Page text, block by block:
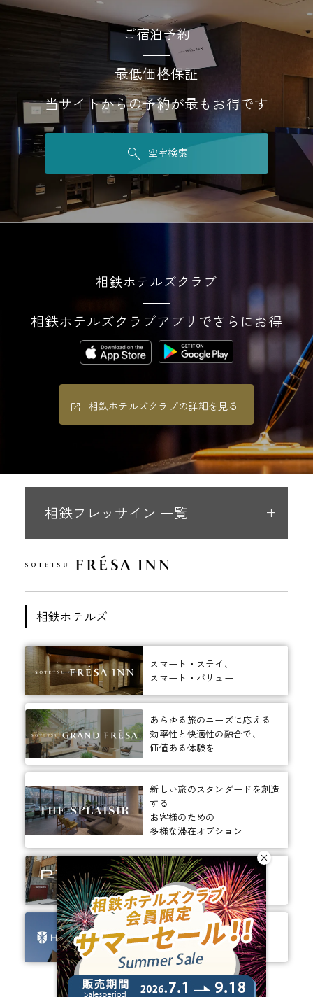
ご宿泊予約
最低価格保証
当サイトからの予約が最もお得です
空室検索
相鉄ホテルズクラブ
相鉄ホテルズクラブアプリでさらにお得
相鉄ホテルズクラブの詳細を見る
相鉄フレッサイン 一覧
相鉄ホテルズ
スマート・ステイ、
スマート・バリュー
あらゆる旅のニーズに応える
効率性と快適性の融合で、
価値ある体験を
新しい旅のスタンダードを創造
する
お客様のための
多様な滞在オプション
ありそうでなかった、
ちょっと新しいカタチ。
ビジネスからレジャーまで、
幅広く選ばれるホテルへ。